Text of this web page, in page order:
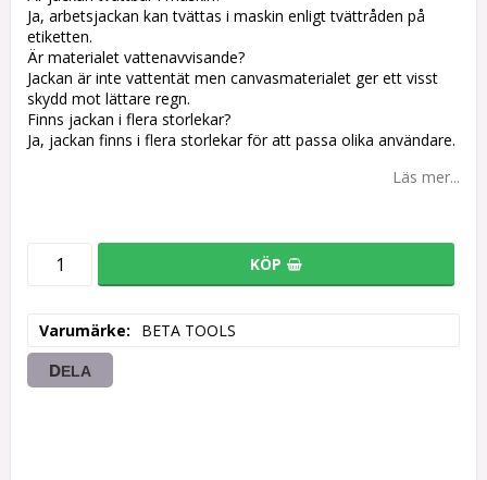
Ja, arbetsjackan kan tvättas i maskin enligt tvättråden på
etiketten.
Är materialet vattenavvisande?
Jackan är inte vattentät men canvasmaterialet ger ett visst
skydd mot lättare regn.
Finns jackan i flera storlekar?
Ja, jackan finns i flera storlekar för att passa olika användare.
Läs mer...
KÖP
Varumärke BETA TOOLS
DELA